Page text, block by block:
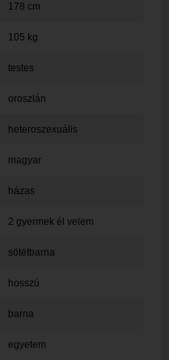
178 cm
105 kg
testes
oroszlán
heteroszexuális
magyar
házas
2 gyermek él velem
sötétbarna
hosszú
barna
egyetem